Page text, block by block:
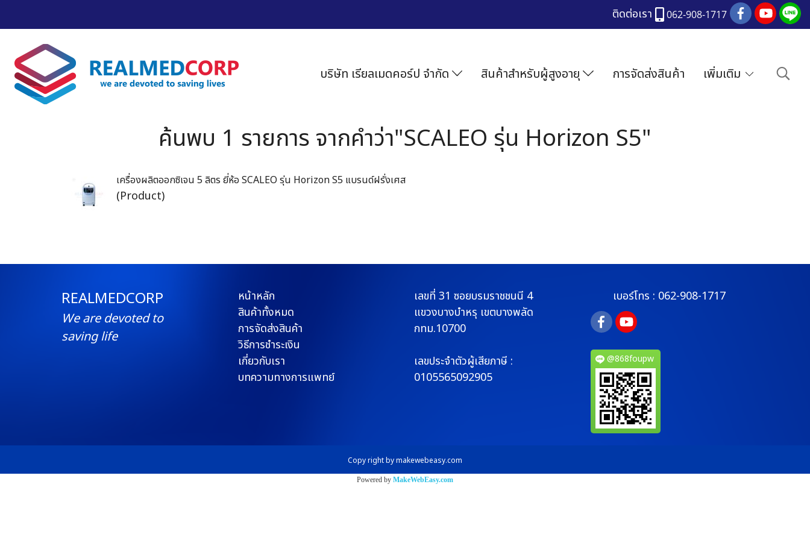
ติดต่อเรา 062-908-1717
บริษัท เรียลเมดคอร์ป จำกัด สินค้าสำหรับผู้สูงอายุ การจัดส่งสินค้า เพิ่มเติม
ค้นพบ 1 รายการ จากคำว่า"SCALEO รุ่น Horizon S5"
เครื่องผลิตออกซิเจน 5 ลิตร ยี่ห้อ SCALEO รุ่น Horizon S5 แบรนด์ฝรั่งเศส
(Product)
REALMEDCORP
We are devoted to
saving life
หน้าหลัก
สินค้าทั้งหมด
การจัดส่งสินค้า
วิธีการชำระเงิน
เกี่ยวกับเรา
บทความทางการแพทย์
เลขที่ 31 ซอยบรมราชชนนี 4
แขวงบางบำหรุ เขตบางพลัด
กทม.10700
เลขประจำตัวผู้เสียภาษี :
0105565092905
เบอร์โทร : 062-908-1717
@868foupw
Copy right by makewebeasy.com
Powered by MakeWebEasy.com